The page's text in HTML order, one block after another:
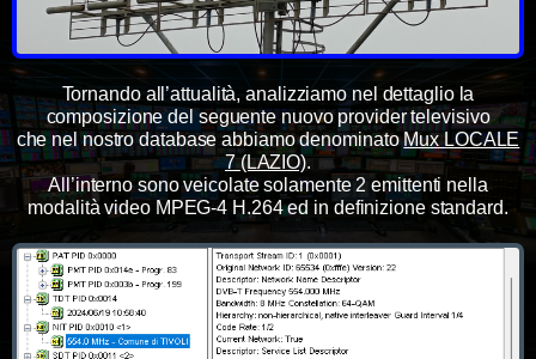
Tornando all’attualità, analizziamo nel dettaglio la
composizione del seguente nuovo provider televisivo
che nel nostro database abbiamo denominatoMux LOCALE
7 (LAZIO).
All’interno sono veicolate solamente 2 emittenti nella
modalità video MPEG-4 H.264 ed in definizione standard.